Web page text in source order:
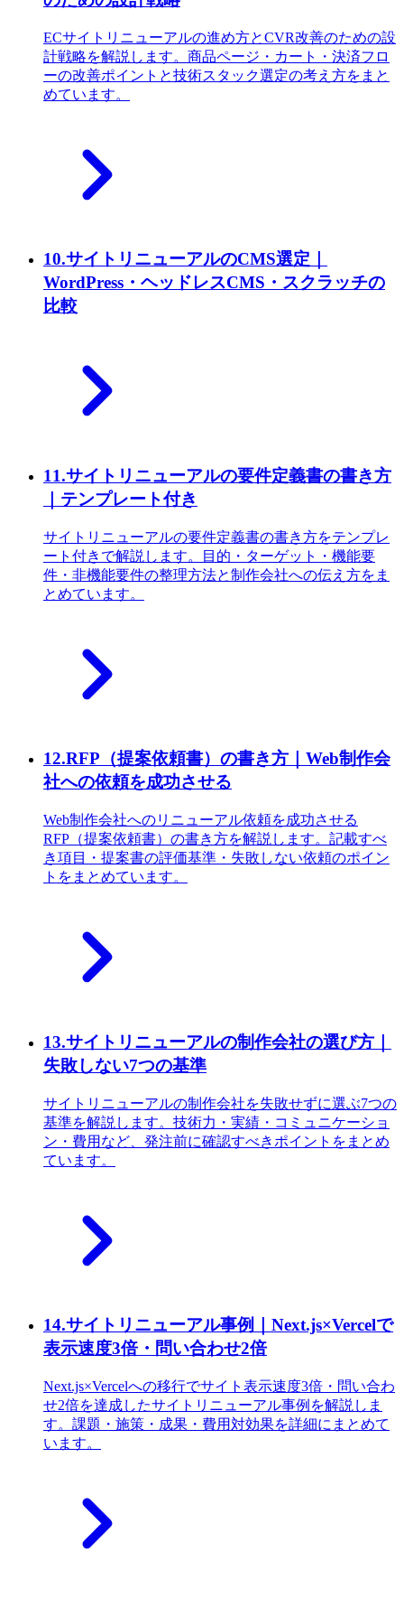
ECサイトリニューアルの進め方とCVR改善のための設
計戦略を解説します。商品ページ・カート・決済フロ
ーの改善ポイントと技術スタック選定の考え方をまと
めています。
10.サイトリニューアルのCMS選定｜
WordPress・ヘッドレスCMS・スクラッチの
比較
11.サイトリニューアルの要件定義書の書き方
｜テンプレート付き
サイトリニューアルの要件定義書の書き方をテンプレ
ート付きで解説します。目的・ターゲット・機能要
件・非機能要件の整理方法と制作会社への伝え方をま
とめています。
12.RFP（提案依頼書）の書き方｜Web制作会
社への依頼を成功させる
Web制作会社へのリニューアル依頼を成功させる
RFP（提案依頼書）の書き方を解説します。記載すべ
き項目・提案書の評価基準・失敗しない依頼のポイン
トをまとめています。
13.サイトリニューアルの制作会社の選び方｜
失敗しない7つの基準
サイトリニューアルの制作会社を失敗せずに選ぶ7つの
基準を解説します。技術力・実績・コミュニケーショ
ン・費用など、発注前に確認すべきポイントをまとめ
ています。
14.サイトリニューアル事例｜Next.js×Vercelで
表示速度3倍・問い合わせ2倍
Next.js×Vercelへの移行でサイト表示速度3倍・問い合わ
せ2倍を達成したサイトリニューアル事例を解説しま
す。課題・施策・成果・費用対効果を詳細にまとめて
います。